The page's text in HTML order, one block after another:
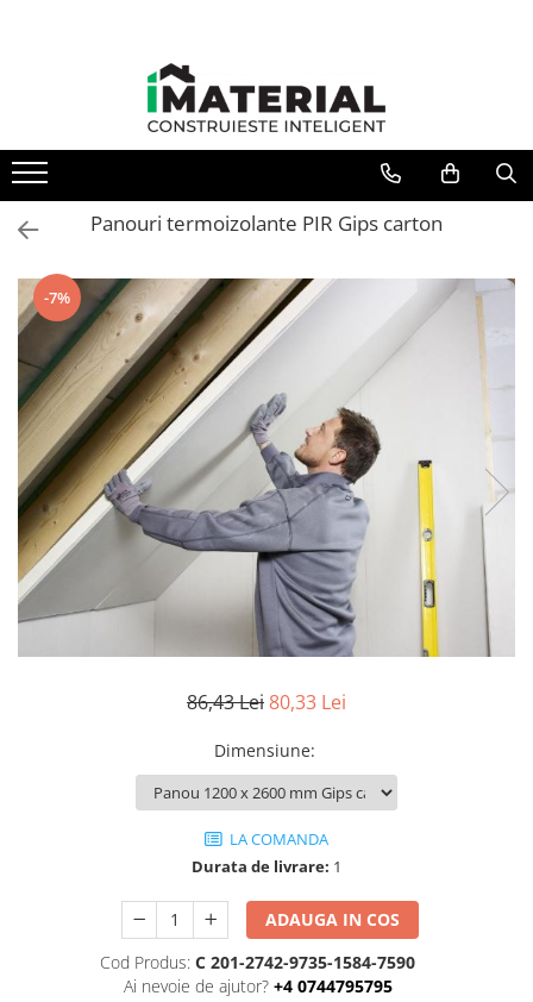
Panouri termoizolante PIR Gips carton
-7%
86,43 Lei80,33 Lei
Dimensiune:
LA COMANDA
Durata de livrare: 1
ADAUGA IN COS
Cod Produs: C 201-2742-9735-1584-7590
Ai nevoie de ajutor? +4 0744795795